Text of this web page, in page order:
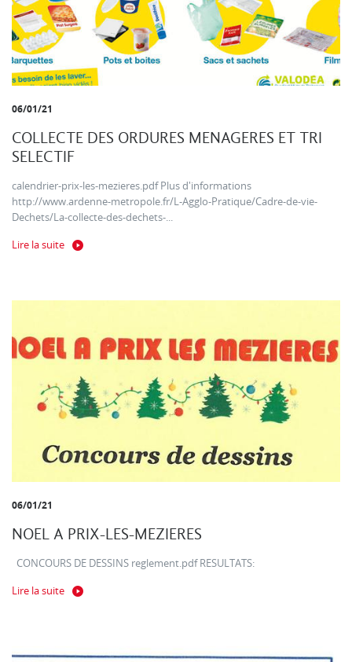
06/01/21
COLLECTE DES ORDURES MENAGERES ET TRI
SELECTIF
calendrier-prix-les-mezieres.pdf Plus d'informations
http://www.ardenne-metropole.fr/L-Agglo-Pratique/Cadre-de-vie-
Dechets/La-collecte-des-dechets-...
Lire la suite
06/01/21
NOEL A PRIX-LES-MEZIERES
CONCOURS DE DESSINS reglement.pdf RESULTATS:
Lire la suite